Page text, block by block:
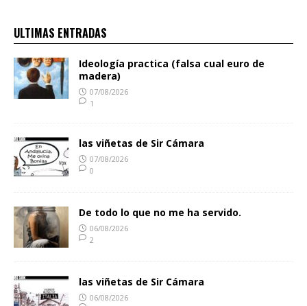
ULTIMAS ENTRADAS
Ideología practica (falsa cual euro de
madera)
07/08/2026
1
las viñetas de Sir Cámara
07/08/2026
0
De todo lo que no me ha servido.
06/08/2026
2
las viñetas de Sir Cámara
06/08/2026